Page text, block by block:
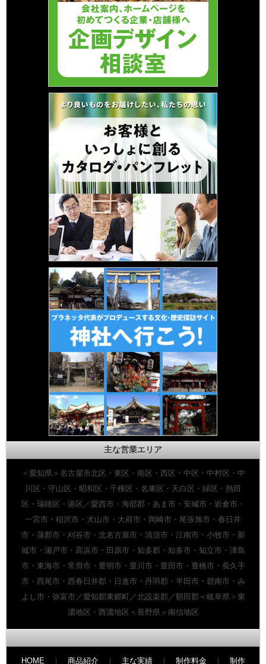
主な営業エリア
＜愛知県＞名古屋市北区・東区・南区・西区・中区・中村区・中
川区・守山区・昭和区・千種区・名東区・天白区・緑区・熱田
区・瑞穂区・港区／愛西市・海部郡・あま市・安城市・岩倉市・
一宮市・稲沢市・犬山市・大府市・岡崎市・尾張旭市・春日井
市・蒲郡市・刈谷市・北名古屋市・清須市・江南市・小牧市・新
城市・瀬戸市・高浜市・田原市・知多郡・知多市・知立市・津島
市・東海市・常滑市・豊明市・豊川市・豊田市・豊橋市・長久手
市・西尾市・西春日井郡・日進市・丹羽郡・半田市・碧南市・み
よし市・弥富市／愛知郡東郷町／北設楽郡／額田郡＜岐阜県＞東
濃地区・西濃地区＜長野県＞南信地区
HOME 商品紹介｜ 主な実績｜ 制作料金｜ 制作